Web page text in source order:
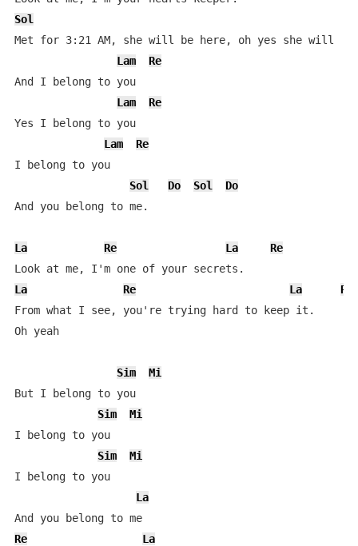
Sol
Met for 3:21 AM, she will be here, oh yes she will
Lam
Re
And I belong to you
Lam
Re
Yes I belong to you
Lam
Re
I belong to you
Sol
Do Sol
Do
And you belong to me.
La Re La
Re
La
Re La
Re
From what I see, you're trying hard to keep it.
Oh yeah
Sim
Mi
But I belong to you
Sim
Mi
I belong to you
Sim
Mi
I belong to you
La
And you belong to me
Re
La